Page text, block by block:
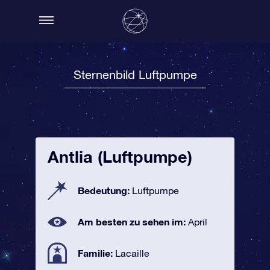
Sternenbild Luftpumpe
Antlia (Luftpumpe)
Bedeutung: Luftpumpe
Am besten zu sehen im: April
Familie: Lacaille